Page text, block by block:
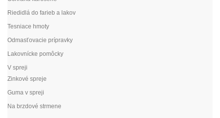
Riedidlá do farieb a lakov
Tesniace hmoty
Odmasťovacie prípravky
Lakovnícke pomôcky
V spreji
Zinkové spreje
Guma v spreji
Na brzdové strmene